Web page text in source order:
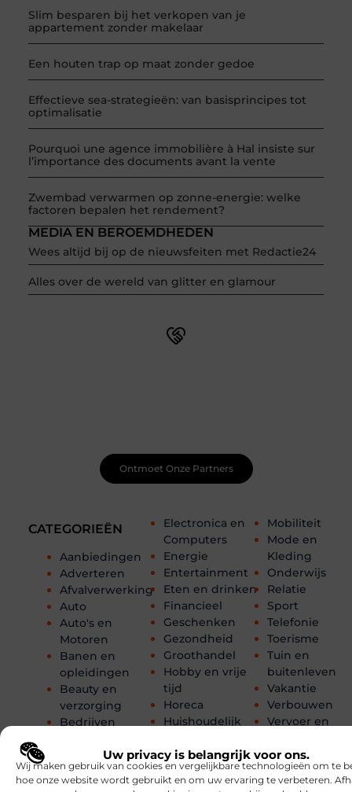
Uw privacy is belangrijk voor ons.
Wij maken gebruik van cookies en vergelijkbare technologieën om te
hoe onze website wordt gebruikt en om uw ervaring te verbeteren.
Slim besparen bij het verkopen van je
appartement zonder makelaar
Een houten trap op maat zonder gedoe
Effectieve sea-strategieën: van basisprincipes tot
optimalisatie
Pourquoi une agence immobilière à Hal insiste sur
l’importance des documents avant la vente
Zwembad verwarmen op zonne-energie: welke
factoren bepalen het rendement?
CATEGORIEËN
Aanbiedingen
Adverteren
Afvalverwerking
Auto
Auto's en
Motoren
Banen en
opleidingen
Beauty en
verzorging
Bedrijven
Boeken en
Tijdschriften
Electronica en
Computers
Energie
Entertainment
Eten en drinken
Financieel
Geschenken
Gezondheid
Groothandel
Hobby en vrije
tijd
Horeca
Huishoudelijk
Internet
marketing
Kinderen
Mobiliteit
Mode en
Kleding
Onderwijs
Relatie
Sport
Telefonie
Toerisme
Tuin en
buitenleven
Vakantie
Verbouwen
Vervoer en
Webdesign
Winkelen
Woning en
MEDIA EN BEROEMDHEDEN
Wees altijd bij op de nieuwsfeiten met Redactie24
Alles over de wereld van glitter en glamour
Ontmoet Onze Partners